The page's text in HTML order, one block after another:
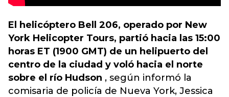
El helicóptero Bell 206, operado por New
York Helicopter Tours, partió hacia las 15:00
horas ET (1900 GMT) de un helipuerto del
centro de la ciudad y voló hacia el norte
sobre el río Hudson , según informó la
comisaria de policía de Nueva York, Jessica